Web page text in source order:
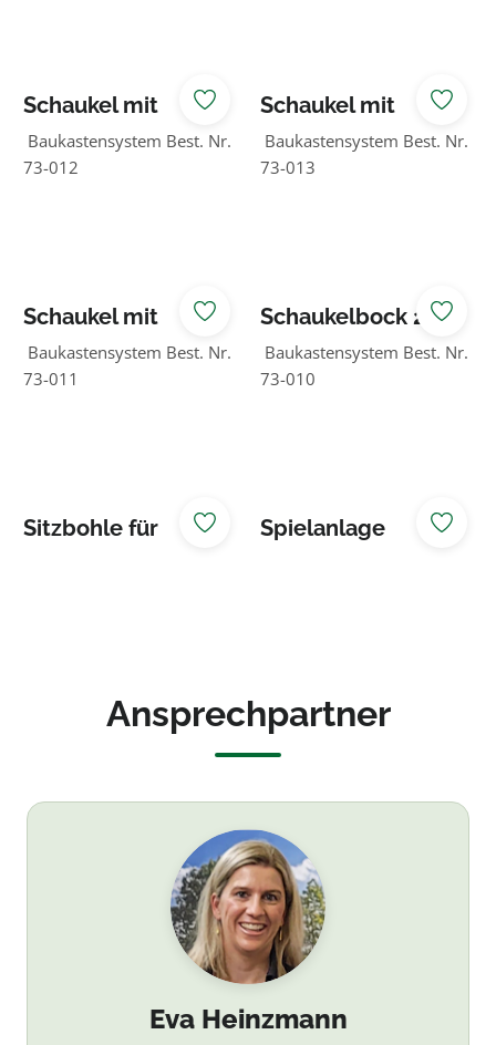
Schaukel mit
Kletterhaus
Baukastensystem Best. Nr.
73-012
Schaukel mit
Kletterrampe + -
netz
Baukastensystem Best. Nr.
73-013
Schaukel mit
Rutschenbock
Baukastensystem Best. Nr.
73-011
Schaukelbock 2-
fach
Baukastensystem Best. Nr.
73-010
Sitzbohle für
Spielanlage
Ansprechpartner
Eva Heinzmann